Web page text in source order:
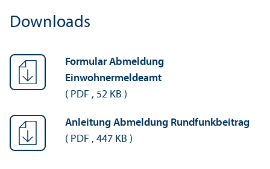
Downloads
Formular Abmeldung
Einwohnermeldeamt
( PDF , 52 KB )
Anleitung Abmeldung Rundfunkbeitrag
( PDF , 447 KB )